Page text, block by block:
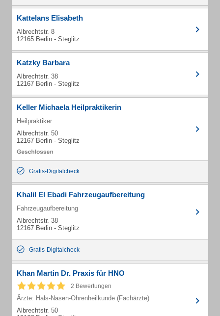
Kattelans Elisabeth
Albrechtstr. 8
12165 Berlin - Steglitz
Katzky Barbara
Albrechtstr. 38
12167 Berlin - Steglitz
Keller Michaela Heilpraktikerin
Heilpraktiker
Albrechtstr. 50
12167 Berlin - Steglitz
Gratis-Digitalcheck
Khalil El Ebadi Fahrzeugaufbereitung
Fahrzeugaufbereitung
Albrechtstr. 38
12167 Berlin - Steglitz
Gratis-Digitalcheck
Khan Martin Dr. Praxis für HNO
2 Bewertungen
Ärzte: Hals-Nasen-Ohrenheilkunde (Fachärzte)
Albrechtstr. 50